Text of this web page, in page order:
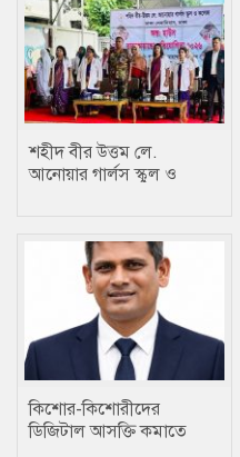
শহীদ বীর উত্তম লে.
আনোয়ার গার্লস স্কুল ও
কিশোর-কিশোরীদের
ডিজিটাল আসক্তি কমাতে